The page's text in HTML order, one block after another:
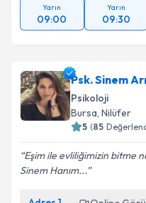
Yarın
09:00
Yarın
09:30
Psk. Sinem
Psikoloji
Bursa,Nilüfer
(
Eşim ile evliliğimizin bitme
Sinem Hanım...